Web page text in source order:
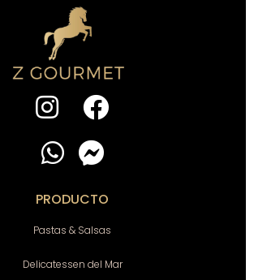
PRODUCTO
Pastas & Salsas
Delicatessen del Mar